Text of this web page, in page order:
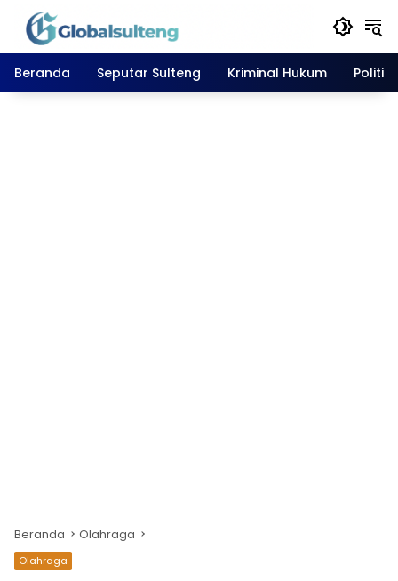
Langsung
konten
Beranda
Seputar Sulteng Kriminal Hukum Politik
Beranda Olahraga
Olahraga